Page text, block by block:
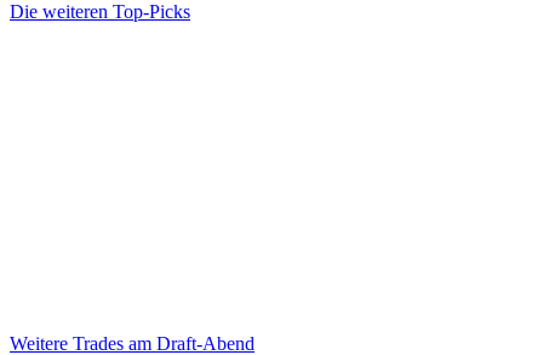
Die weiteren Top-Picks
Weitere Trades am Draft-Abend